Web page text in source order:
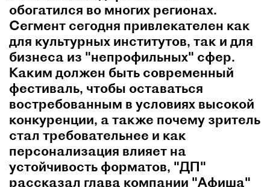
обогатился во многих регионах.
Сегмент сегодня привлекателен как
для культурных институтов, так и для
бизнеса из "непрофильных" сфер.
Каким должен быть современный
фестиваль, чтобы оставаться
востребованным в условиях высокой
конкуренции, а также почему зритель
стал требовательнее и как
персонализация влияет на
устойчивость форматов, "ДП"
рассказал глава компании "Афиша"